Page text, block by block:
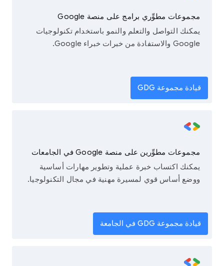
مجموعات مطوِّري برامج على منصة Google
يمكنك التواصل والتعلم والنمو باستخدام تكنولوجيات
Google والاستفادة من خبرات خبراء Google.
قيادة مجموعة GDG
مجموعات مطوِّرين على منصة Google في الجامعات
يمكنك اكتساب خبرة عملية وتطوير مهارات أساسية
ووضع أساس قوي لمسيرة مهنية في مجال التكنولوجيا.
قيادة مجموعة GDG في الجامعة